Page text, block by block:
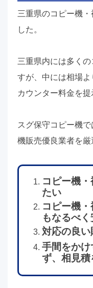
三重県のコピー機
した。
三重県内には多く
すが、中には相場よ
カウンター料金を提
スグ保守コピー機
機販売優良業者を厳
コピー機
たい
コピー機
もなるべ
対応の良
手間をか
ず、相見積